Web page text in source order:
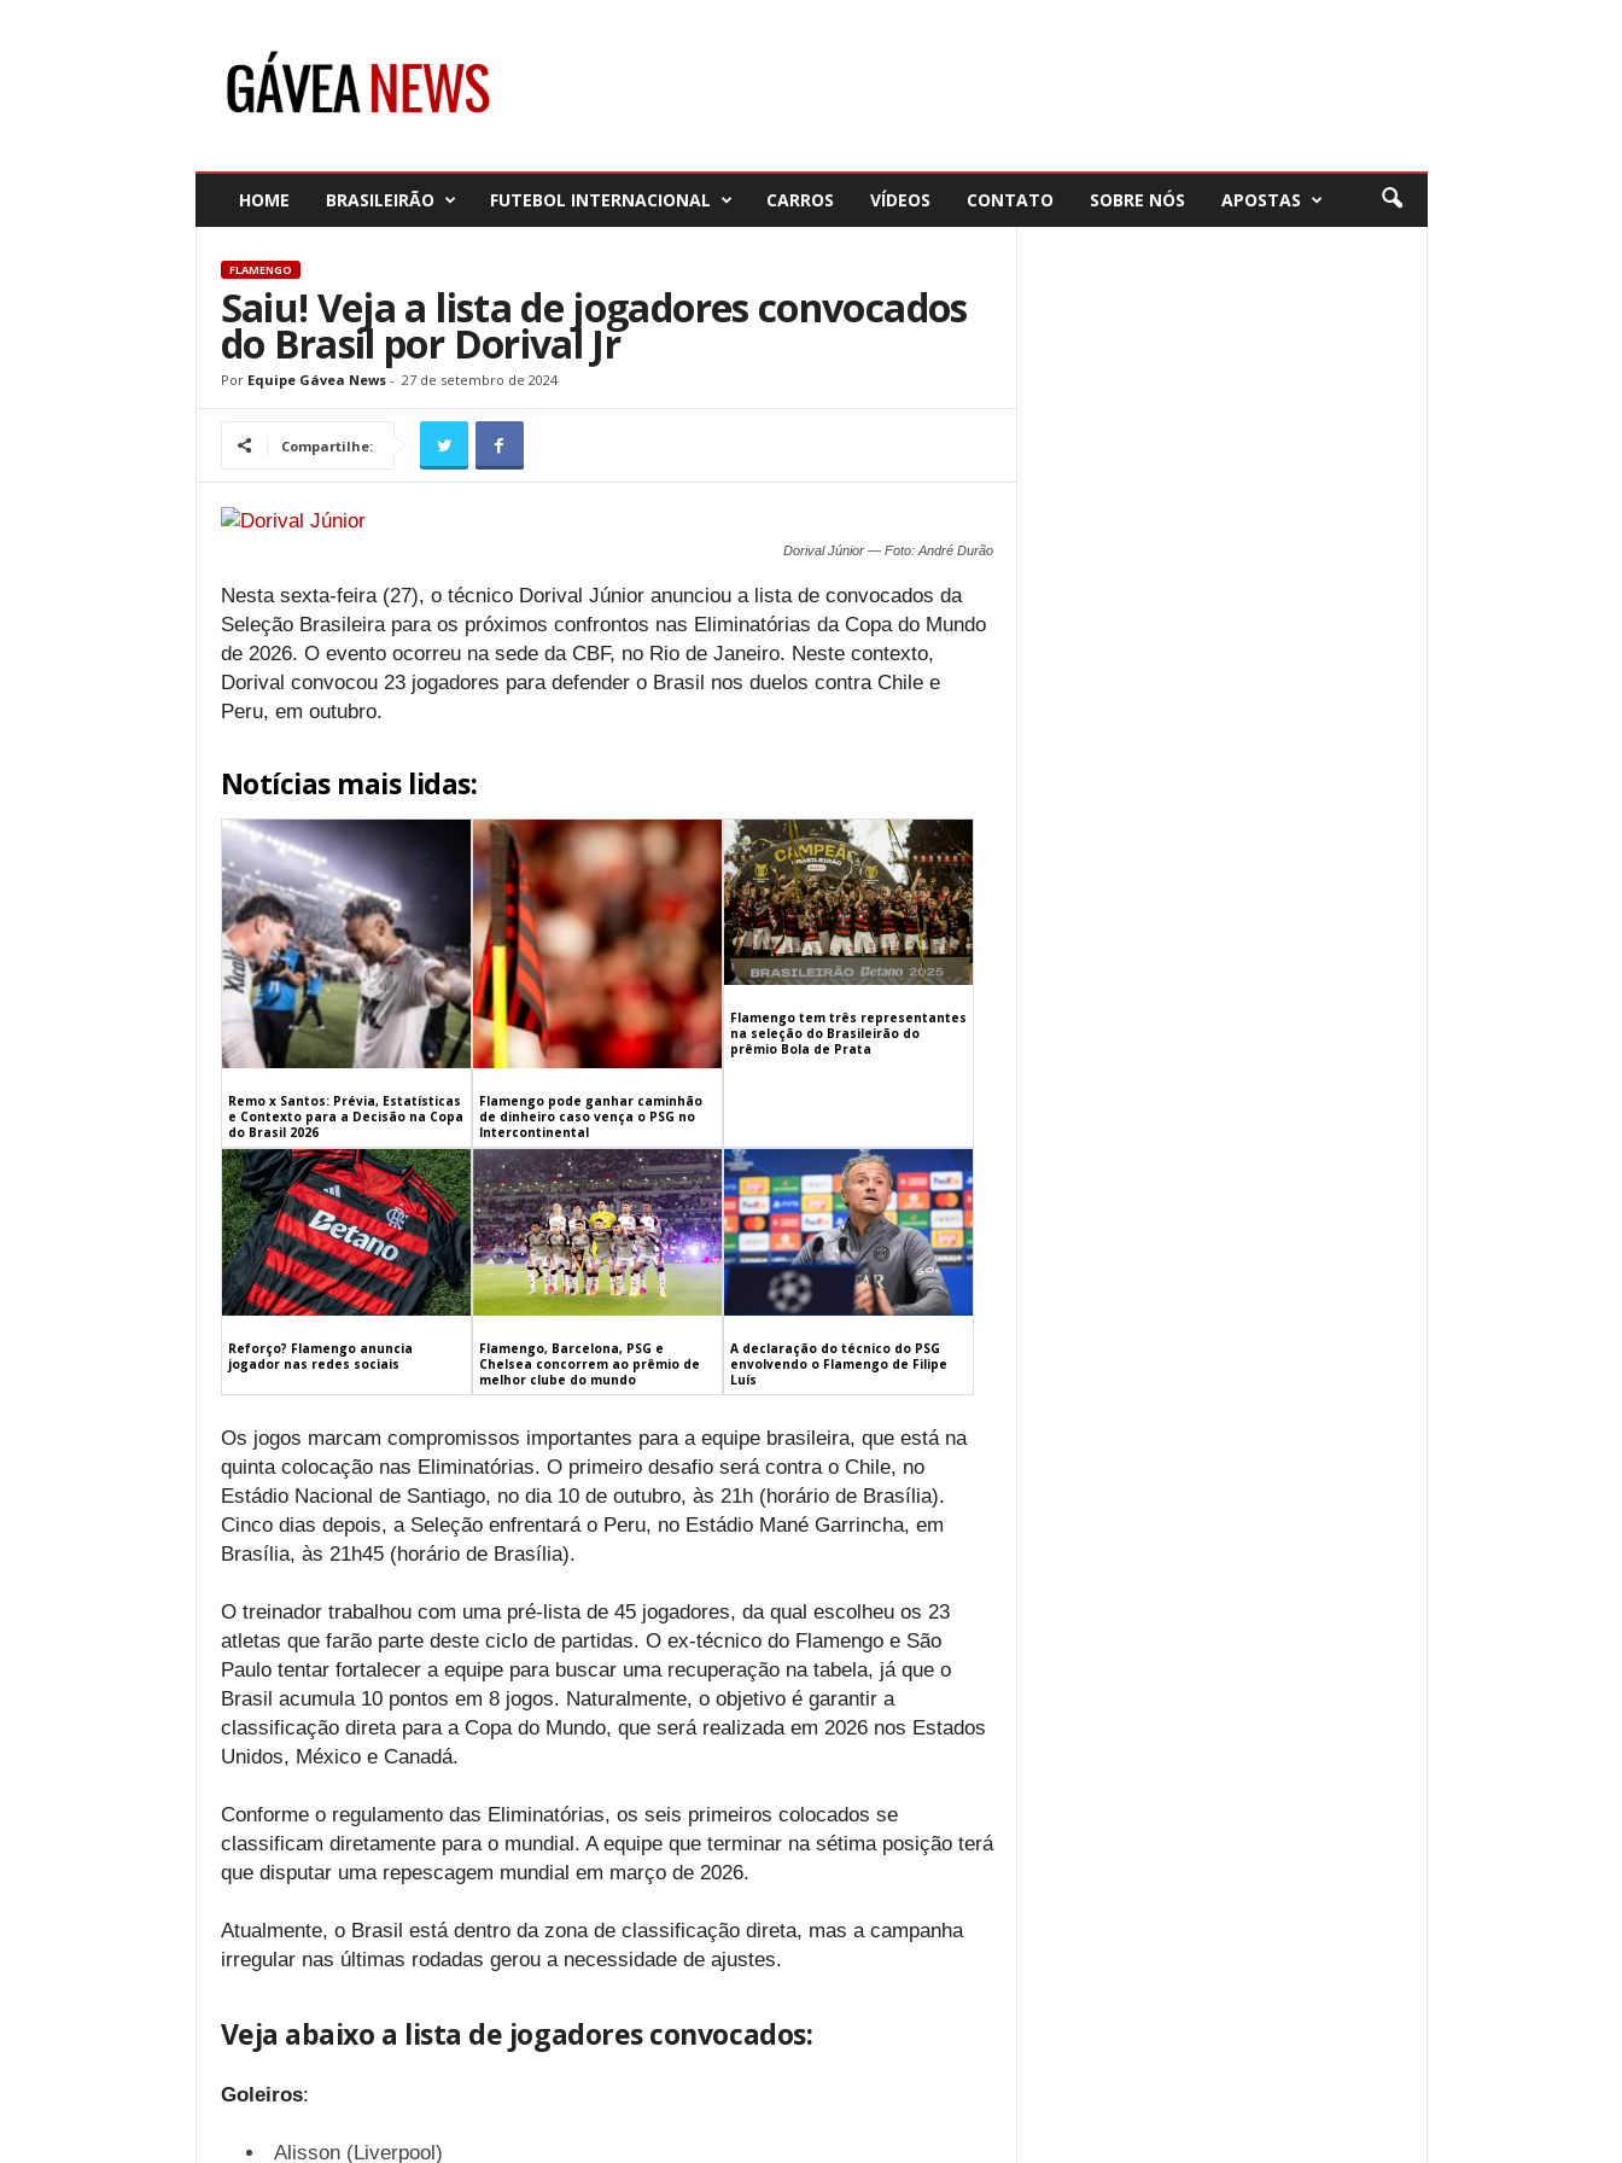
HOME BRASILEIRÃO FUTEBOL INTERNACIONAL CARROS VÍDEOS CONTATO SOBRE NÓS APOSTAS
FLAMENGO
Saiu! Veja a lista de jogadores convocados
do Brasil por Dorival Jr
Por Equipe Gávea News- 27 de setembro de 2024
Compartilhe:
Dorival Júnior — Foto: André Durão
Nesta sexta-feira (27), o técnico Dorival Júnior anunciou a lista de convocados da
Seleção Brasileira para os próximos confrontos nas Eliminatórias da Copa do Mundo
de 2026. O evento ocorreu na sede da CBF, no Rio de Janeiro. Neste contexto,
Dorival convocou 23 jogadores para defender o Brasil nos duelos contra Chile e
Peru, em outubro.
Notícias mais lidas:
Remo x Santos: Prévia, Estatísticas
e Contexto para a Decisão na Copa
do Brasil 2026
Flamengo pode ganhar caminhão
de dinheiro caso vença o PSG no
Intercontinental
Flamengo tem três representantes
na seleção do Brasileirão do
prêmio Bola de Prata
Reforço? Flamengo anuncia
jogador nas redes sociais
Flamengo, Barcelona, PSG e
Chelsea concorrem ao prêmio de
melhor clube do mundo
A declaração do técnico do PSG
envolvendo o Flamengo de Filipe
Luís
Os jogos marcam compromissos importantes para a equipe brasileira, que está na
quinta colocação nas Eliminatórias. O primeiro desafio será contra o Chile, no
Estádio Nacional de Santiago, no dia 10 de outubro, às 21h (horário de Brasília).
Cinco dias depois, a Seleção enfrentará o Peru, no Estádio Mané Garrincha, em
Brasília, às 21h45 (horário de Brasília).
O treinador trabalhou com uma pré-lista de 45 jogadores, da qual escolheu os 23
atletas que farão parte deste ciclo de partidas. O ex-técnico do Flamengo e São
Paulo tentar fortalecer a equipe para buscar uma recuperação na tabela, já que o
Brasil acumula 10 pontos em 8 jogos. Naturalmente, o objetivo é garantir a
classificação direta para a Copa do Mundo, que será realizada em 2026 nos Estados
Unidos, México e Canadá.
Conforme o regulamento das Eliminatórias, os seis primeiros colocados se
classificam diretamente para o mundial. A equipe que terminar na sétima posição terá
que disputar uma repescagem mundial em março de 2026.
Atualmente, o Brasil está dentro da zona de classificação direta, mas a campanha
irregular nas últimas rodadas gerou a necessidade de ajustes.
Veja abaixo a lista de jogadores convocados:
Goleiros:
Alisson (Liverpool)